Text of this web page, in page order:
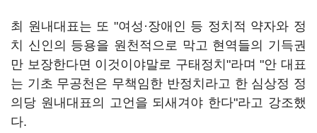
최 원내대표는 또 "여성·장애인 등 정치적 약자와 정
치 신인의 등용을 원천적으로 막고 현역들의 기득권
만 보장한다면 이것이야말로 구태정치"라며 "안 대표
는 기초 무공천은 무책임한 반정치라고 한 심상정 정
의당 원내대표의 고언을 되새겨야 한다"라고 강조했
다.